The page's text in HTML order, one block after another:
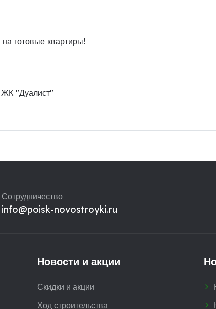
готовые квартиры!
ЖК "Дуалист"
Сотрудничество
info@poisk-novostroyki.ru
Новости и акции
Скидки и акции
Ход строительства